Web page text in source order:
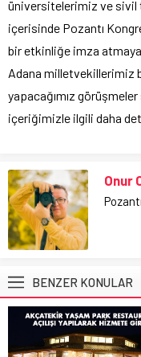
üniversitelerimiz ve sivil
içerisinde Pozantı
bir etkinliğe imza atmaya
Adana milletvekillerimiz
yapacağımız
içeriğimizle ilgili daha
Onur
BENZER KONULAR